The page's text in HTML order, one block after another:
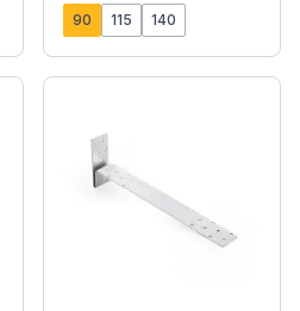
90 115 140